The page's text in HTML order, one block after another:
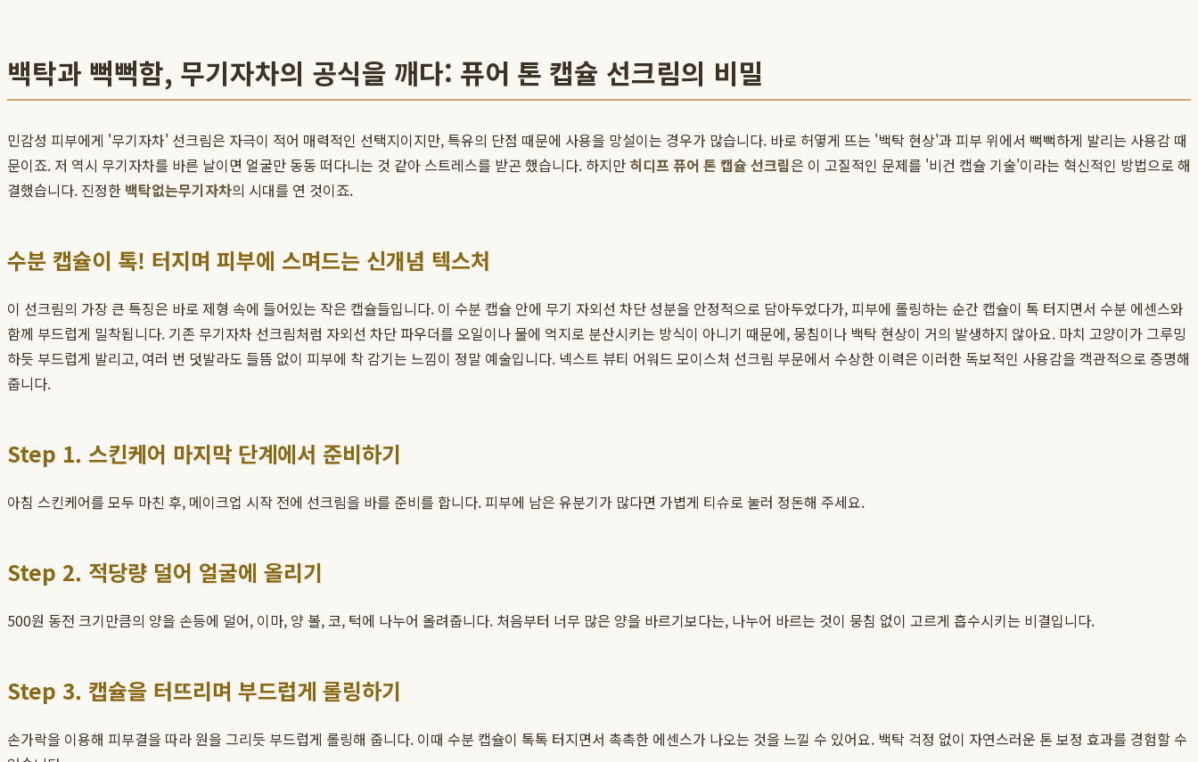
백탁과 뻑뻑함, 무기자차의 공식을 깨다: 퓨어 톤 캡슐 선크림의 비밀
민감성 피부에게 '무기자차' 선크림은 자극이 적어 매력적인 선택지이지만, 특유의 단점 때문에 사용을 망설이는 경우가 많습니다. 바로 허옇게 뜨는 '백탁 현상'과 피부 위에서 뻑뻑하게 발리는 사용감 때
문이죠. 저 역시 무기자차를 바른 날이면 얼굴만 동동 떠다니는 것 같아 스트레스를 받곤 했습니다. 하지만 히디프 퓨어 톤 캡슐 선크림은 이 고질적인 문제를 '비건 캡슐 기술'이라는 혁신적인 방법으로 해
결했습니다. 진정한 백탁없는무기자차의 시대를 연 것이죠.
수분 캡슐이 톡! 터지며 피부에 스며드는 신개념 텍스처
이 선크림의 가장 큰 특징은 바로 제형 속에 들어있는 작은 캡슐들입니다. 이 수분 캡슐 안에 무기 자외선 차단 성분을 안정적으로 담아두었다가, 피부에 롤링하는 순간 캡슐이 톡 터지면서 수분 에센스와
함께 부드럽게 밀착됩니다. 기존 무기자차 선크림처럼 자외선 차단 파우더를 오일이나 물에 억지로 분산시키는 방식이 아니기 때문에, 뭉침이나 백탁 현상이 거의 발생하지 않아요. 마치 고양이가 그루밍
하듯 부드럽게 발리고, 여러 번 덧발라도 들뜸 없이 피부에 착 감기는 느낌이 정말 예술입니다. 넥스트 뷰티 어워드 모이스처 선크림 부문에서 수상한 이력은 이러한 독보적인 사용감을 객관적으로 증명해
줍니다.
Step 1. 스킨케어 마지막 단계에서 준비하기
아침 스킨케어를 모두 마친 후, 메이크업 시작 전에 선크림을 바를 준비를 합니다. 피부에 남은 유분기가 많다면 가볍게 티슈로 눌러 정돈해 주세요.
Step 2. 적당량 덜어 얼굴에 올리기
500원 동전 크기만큼의 양을 손등에 덜어, 이마, 양 볼, 코, 턱에 나누어 올려줍니다. 처음부터 너무 많은 양을 바르기보다는, 나누어 바르는 것이 뭉침 없이 고르게 흡수시키는 비결입니다.
Step 3. 캡슐을 터뜨리며 부드럽게 롤링하기
손가락을 이용해 피부결을 따라 원을 그리듯 부드럽게 롤링해 줍니다. 이때 수분 캡슐이 톡톡 터지면서 촉촉한 에센스가 나오는 것을 느낄 수 있어요. 백탁 걱정 없이 자연스러운 톤 보정 효과를 경험할 수